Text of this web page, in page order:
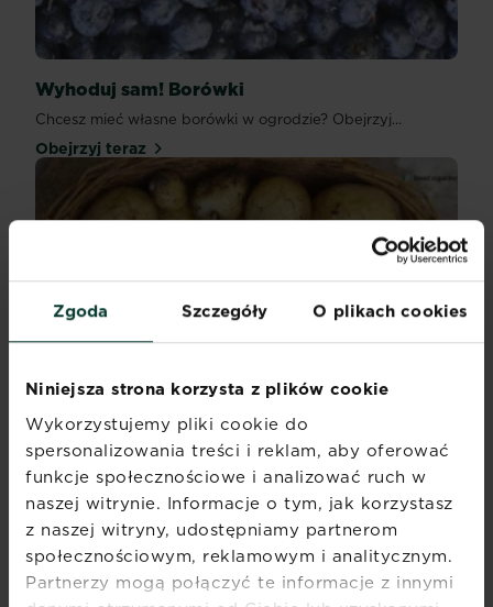
Zgoda Szczegóły O plikach cookies
Niniejsza strona korzysta z plików cookie
Wykorzystujemy pliki cookie do
spersonalizowania treści i reklam, aby oferować
funkcje społecznościowe i analizować ruch w
naszej witrynie. Informacje o tym, jak korzystasz
z naszej witryny, udostępniamy partnerom
społecznościowym, reklamowym i analitycznym.
Partnerzy mogą połączyć te informacje z innymi
Wyhoduj sam! Borówki
Chcesz mieć własne borówki w ogrodzie? Obejrzyj...
Obejrzyj teraz
Wyhoduj sam! Młode ziemniaki
Chcesz uprawiać młode ziemniaki w ogrodzie...
Obejrzyj teraz